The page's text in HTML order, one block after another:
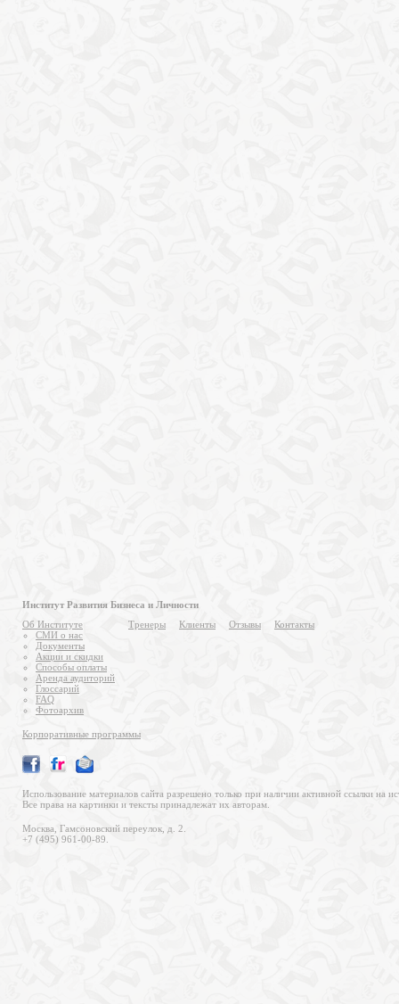
Институт Развития Бизнеса и Личности
Об Институте
СМИ о нас
Документы
Акции и скидки
Способы оплаты
Аренда аудиторий
Глоссарий
FAQ
Фотоархив
Тренеры Клиенты Отзывы Контакты
Корпоративные программы
Использование материалов сайта разрешено только при наличии активной ссылки на
Все права на картинки и тексты принадлежат их авторам.
Москва, Гамсоновский переулок, д. 2.
+7 (495) 961-00-89.